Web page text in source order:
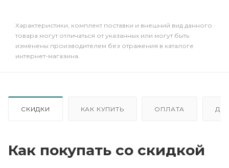
Xарактеристики, комплект поставки и внешний вид данного
товара могут отличаться от указанных или могут быть
изменены производителем без отражения в каталоге
интернет-магазина.
СКИДКИ КАК КУПИТЬ ОПЛАТА
Как покупать со скидкой